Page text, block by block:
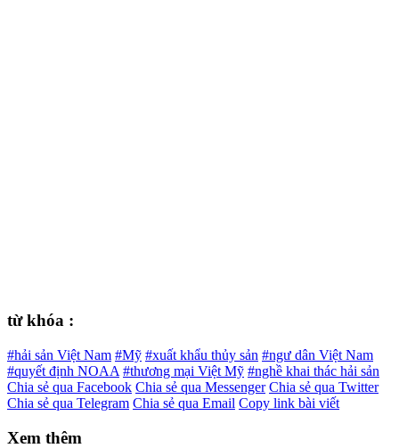
từ khóa :
#hải sản Việt Nam #Mỹ #xuất khẩu thủy sản #ngư dân Việt Nam
#quyết định NOAA #thương mại Việt Mỹ #nghề khai thác hải sản
Chia sẻ qua Facebook Chia sẻ qua Messenger Chia sẻ qua Twitter
Chia sẻ qua Telegram Chia sẻ qua Email Copy link bài viết
Xem thêm